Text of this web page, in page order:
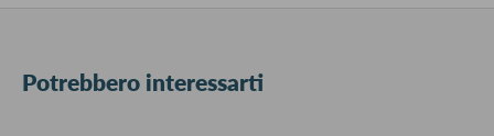
Potrebbero interessarti